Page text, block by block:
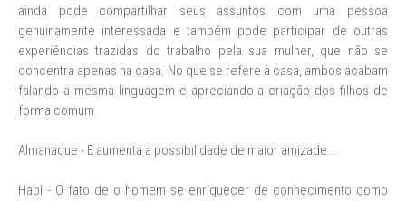
ainda pode compartilhar seus assuntos com uma pessoa
genuinamente interessada e também pode participar de outras
experiências trazidas do trabalho pela sua mulher, que não se
concentra apenas na casa. No que se refere à casa, ambos acabam
falando a mesma linguagem e apreciando a criação dos filhos de
forma comum.
Almanaque - E aumenta a possibilidade de maior amizade...
Habl - O fato de o homem se enriquecer de conhecimento como